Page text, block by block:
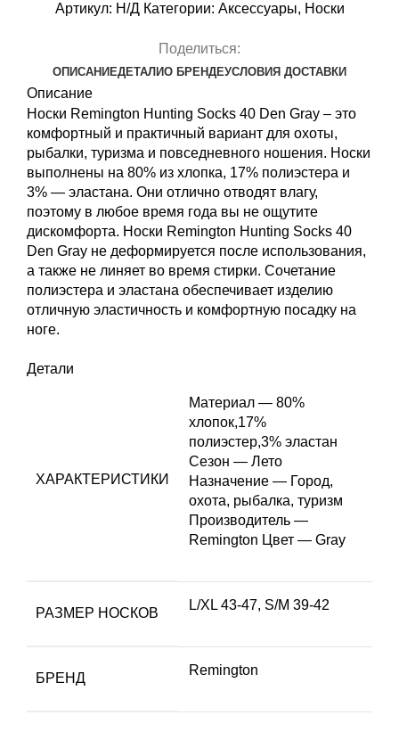
Артикул: Н/Д Категории: Аксессуары, Носки
Поделиться:
ОПИСАНИЕДЕТАЛИО БРЕНДЕУСЛОВИЯ ДОСТАВКИ
Описание
Носки Remington Hunting Socks 40 Den Gray – это
комфортный и практичный вариант для охоты,
рыбалки, туризма и повседневного ношения. Носки
выполнены на 80% из хлопка, 17% полиэстера и
3% — эластана. Они отлично отводят влагу,
поэтому в любое время года вы не ощутите
дискомфорта. Носки Remington Hunting Socks 40
Den Gray не деформируется после использования,
а также не линяет во время стирки. Сочетание
полиэстера и эластана обеспечивает изделию
отличную эластичность и комфортную посадку на
ноге.
Детали
ХАРАКТЕРИСТИКИ
Материал — 80%
хлопок,17%
полиэстер,3% эластан
Сезон — Лето
Назначение — Город,
охота, рыбалка, туризм
Производитель —
Remington Цвет — Gray
РАЗМЕР НОСКОВ
L/XL 43-47, S/M 39-42
БРЕНД
Remington